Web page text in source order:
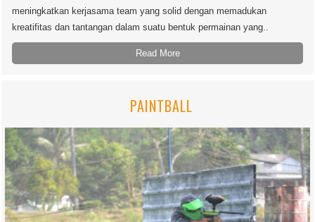
meningkatkan kerjasama team yang solid dengan memadukan
kreatifitas dan tantangan dalam suatu bentuk permainan yang..
Read More
PAINTBALL